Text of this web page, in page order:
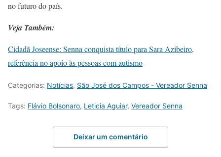
no futuro do país.
Veja Também:
Cidadã Joseense: Senna conquista título para Sara Azibeiro,
referência no apoio às pessoas com autismo
Categorias: Notícias, São José dos Campos - Vereador Senna
Tags: Flávio Bolsonaro, Leticia Aguiar, Vereador Senna
Deixar um comentário